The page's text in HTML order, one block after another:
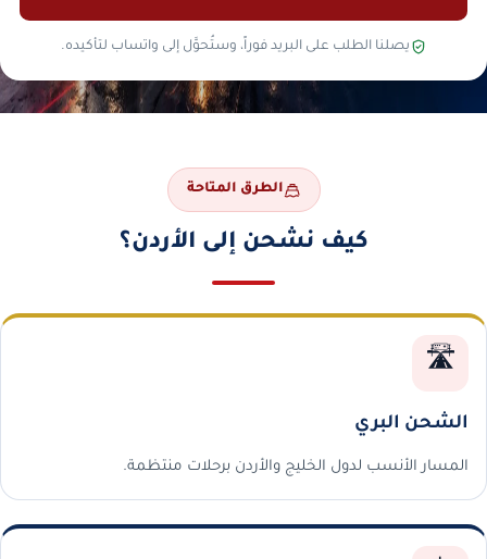
يصلنا الطلب على البريد فوراً، وستُحوَّل إلى واتساب لتأكيده.
الطرق المتاحة
كيف نشحن إلى الأردن؟
🛣️
الشحن البري
المسار الأنسب لدول الخليج والأردن برحلات منتظمة.